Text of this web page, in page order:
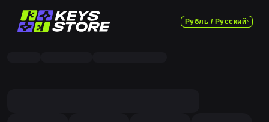
Рубль / Русский